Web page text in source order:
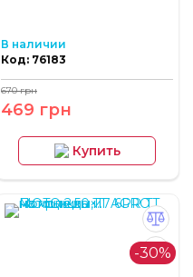
В наличии
Код: 76183
469 грн
670 грн
Купить
-30%